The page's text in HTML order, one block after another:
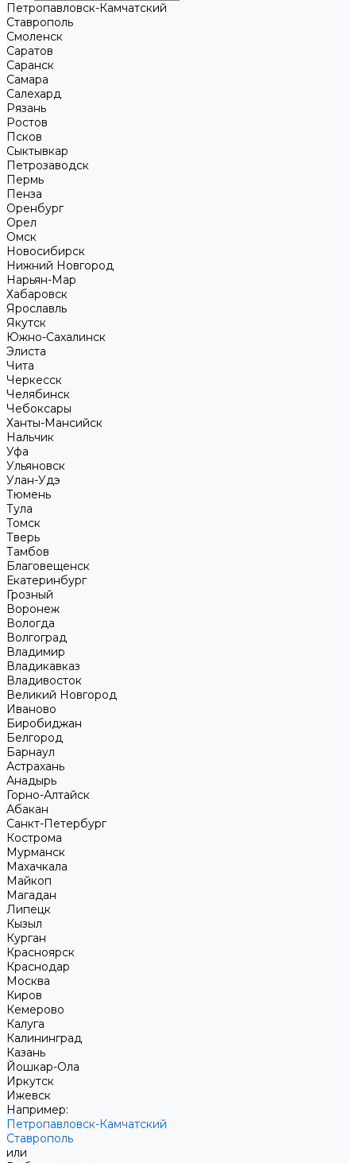
Петропавловск-Камчатский
Ставрополь
Смоленск
Саратов
Саранск
Самара
Салехард
Рязань
Ростов
Псков
Сыктывкар
Петрозаводск
Пермь
Пенза
Оренбург
Орел
Омск
Новосибирск
Нижний Новгород
Нарьян-Мар
Хабаровск
Ярославль
Якутск
Южно-Сахалинск
Элиста
Чита
Черкесск
Челябинск
Чебоксары
Ханты-Мансийск
Нальчик
Уфа
Ульяновск
Улан-Удэ
Тюмень
Тула
Томск
Тверь
Тамбов
Благовещенск
Екатеринбург
Грозный
Воронеж
Вологда
Волгоград
Владимир
Владикавказ
Владивосток
Великий Новгород
Иваново
Биробиджан
Белгород
Барнаул
Астрахань
Анадырь
Горно-Алтайск
Абакан
Санкт-Петербург
Кострома
Мурманск
Махачкала
Майкоп
Магадан
Липецк
Кызыл
Курган
Красноярск
Краснодар
Москва
Киров
Кемерово
Калуга
Калининград
Казань
Йошкар-Ола
Иркутск
Ижевск
Например:
Петропавловск-Камчатский
Ставрополь
или